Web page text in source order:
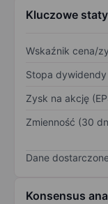
Kluczowe
Wskaźnik cena/
Stopa
Zysk na akcję
Zmienność (30
Dane
Konsensus